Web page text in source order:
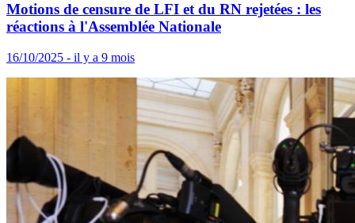
Motions de censure de LFI et du RN rejetées : les
réactions à l'Assemblée Nationale
16/10/2025 - il y a 9 mois